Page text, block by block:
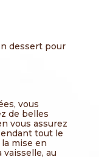
dessert pour
vous
de belles
vous assurez
tout le
mise en
vaisselle, au